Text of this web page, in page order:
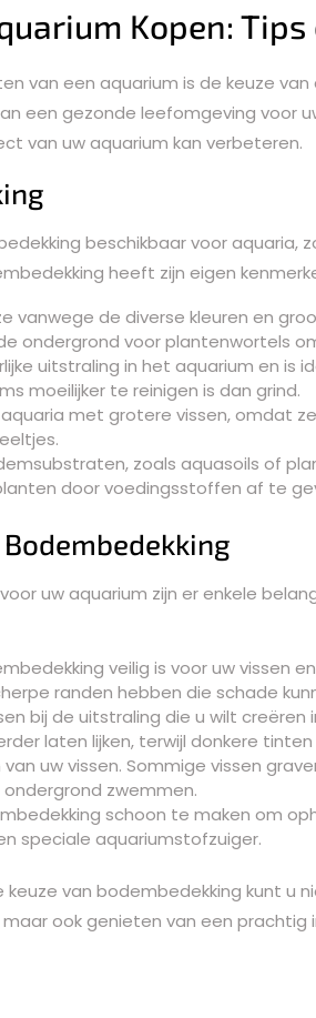
Kopen: Tips
van een aquarium is de keuze
een gezonde leefomgeving voor
van uw aquarium kan verbeteren.
beschikbaar voor aquaria,
heeft zijn eigen
vanwege de diverse kleuren en
ondergrond voor plantenwortels
uitstraling in het aquarium en is
moeilijker te reinigen is dan grind.
met grotere vissen, omdat
zoals aquasoils of
door voedingsstoffen af te
uw aquarium zijn er enkele
veilig is voor uw vissen
randen hebben die schade
bij de uitstraling die u wilt creëren
laten lijken, terwijl donkere
uw vissen. Sommige vissen
zwemmen.
schoon te maken om
speciale aquariumstofzuiger.
van bodembedekking kunt u
ook genieten van een